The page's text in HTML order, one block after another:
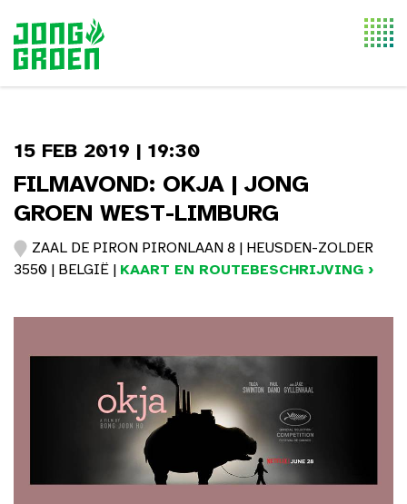
15 FEB 2019 | 19:30
FILMAVOND: OKJA | JONG
GROEN WEST-LIMBURG
ZAAL DE PIRON PIRONLAAN 8 | HEUSDEN-ZOLDER
3550 | BELGIË | KAART EN ROUTEBESCHRIJVING ›